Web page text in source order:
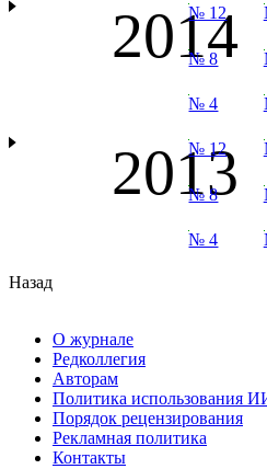
2014
№ 12
№ 8
№ 4
2013
№ 12
№ 8
№ 4
Назад
О журнале
Редколлегия
Авторам
Политика использования
Порядок рецензирования
Рекламная политика
Контакты